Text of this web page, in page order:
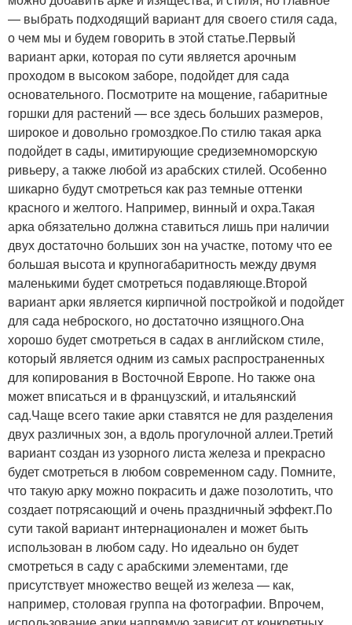
— выбрать подходящий вариант для своего стиля сада,
о чем мы и будем говорить в этой статье.Первый
вариант арки, которая по сути является арочным
проходом в высоком заборе, подойдет для сада
основательного. Посмотрите на мощение, габаритные
горшки для растений — все здесь больших размеров,
широкое и довольно громоздкое.По стилю такая арка
подойдет в сады, имитирующие средиземноморскую
ривьеру, а также любой из арабских стилей. Особенно
шикарно будут смотреться как раз темные оттенки
красного и желтого. Например, винный и охра.Такая
арка обязательно должна ставиться лишь при наличии
двух достаточно больших зон на участке, потому что ее
большая высота и крупногабаритность между двумя
маленькими будет смотреться подавляюще.Второй
вариант арки является кирпичной постройкой и подойдет
для сада неброского, но достаточно изящного.Она
хорошо будет смотреться в садах в английском стиле,
который является одним из самых распространенных
для копирования в Восточной Европе. Но также она
может вписаться и в французский, и итальянский
сад.Чаще всего такие арки ставятся не для разделения
двух различных зон, а вдоль прогулочной аллеи.Третий
вариант создан из узорного листа железа и прекрасно
будет смотреться в любом современном саду. Помните,
что такую арку можно покрасить и даже позолотить, что
создает потрясающий и очень праздничный эффект.По
сути такой вариант интернационален и может быть
использован в любом саду. Но идеально он будет
смотреться в саду с арабскими элементами, где
присутствует множество вещей из железа — как,
например, столовая группа на фотографии. Впрочем,